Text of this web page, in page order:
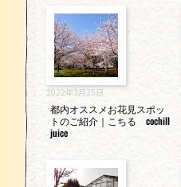
2022年3月25日
都内オススメお花見スポッ
トのご紹介｜こちる cochill
juice